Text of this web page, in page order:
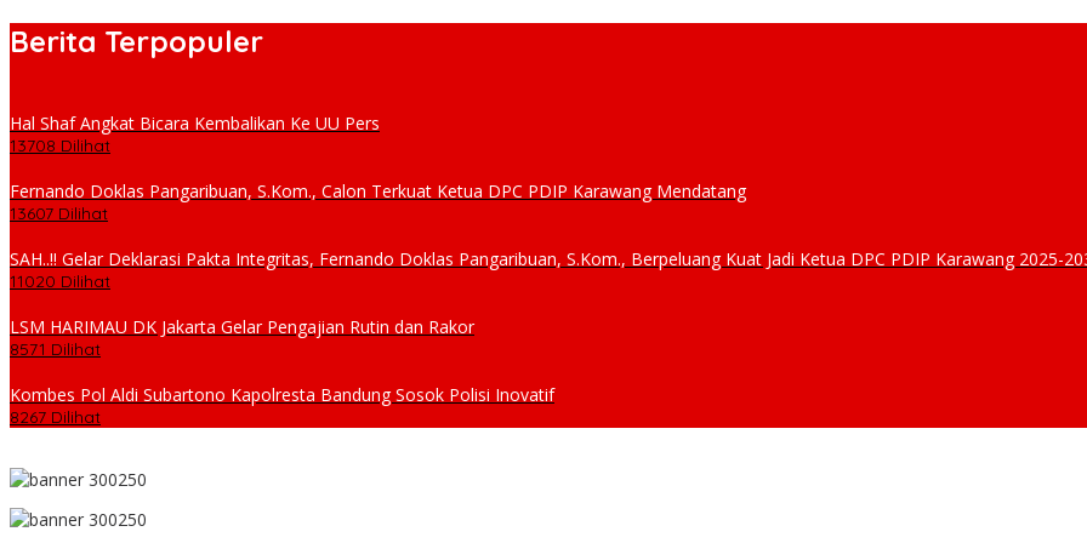
Berita Terpopuler
Hal Shaf Angkat Bicara Kembalikan Ke UU Pers
13708 Dilihat
Fernando Doklas Pangaribuan, S.Kom., Calon Terkuat Ketua DPC PDIP Karawang Mendatang
13607 Dilihat
SAH..!! Gelar Deklarasi Pakta Integritas, Fernando Doklas Pangaribuan, S.Kom., Berpeluang Kuat Jadi Ketua DPC PDIP Karawang 2025-
11020 Dilihat
LSM HARIMAU DK Jakarta Gelar Pengajian Rutin dan Rakor
8571 Dilihat
Kombes Pol Aldi Subartono Kapolresta Bandung Sosok Polisi Inovatif
8267 Dilihat